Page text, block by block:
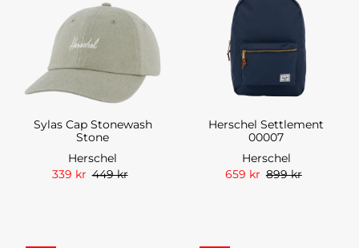
Sylas Cap Stonewash
Stone
Herschel
339 kr 449 kr
Herschel Settlement
00007
Herschel
659 kr 899 kr